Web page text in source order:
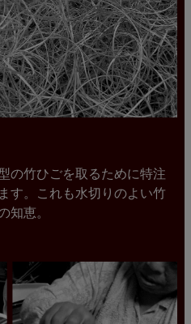
の竹ひごを取るために特注
す。これも水切りのよい竹
知恵。